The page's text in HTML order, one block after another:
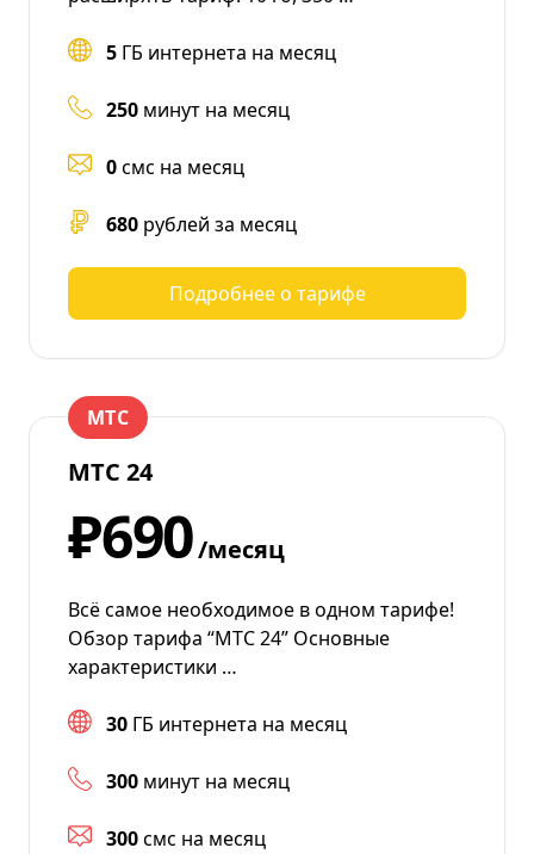
5 ГБ интернета на месяц
250 минут на месяц
0смс на месяц
680 рублей за месяц
Подробнее о тарифе
МТС
МТС 24
₽690/месяц
Всё самое необходимое в одном тарифе!
Обзор тарифа “МТС 24” Основные
характеристики …
30 ГБ интернета на месяц
300 минут на месяц
300смс на месяц